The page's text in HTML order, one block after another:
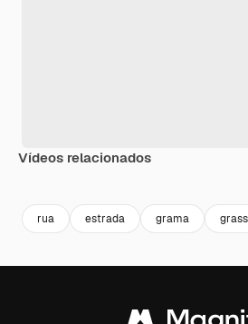
Vídeos relacionados
rua estrada grama grass